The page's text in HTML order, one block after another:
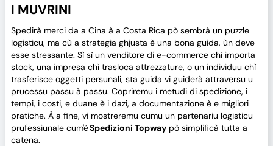
I MUVRINI
Spedirà merci da a Cina à a Costa Rica pò sembrà un puzzle
logisticu, ma cù a strategia ghjusta è una bona guida, ùn deve
esse stressante. Sì sì un venditore di e-commerce chì importa
stock, una impresa chì trasloca attrezzature, o un individuu chì
trasferisce oggetti persunali, sta guida vi guiderà attraversu u
prucessu passu à passu. Copriremu i metudi di spedizione, i
tempi, i costi, e duane è i dazi, a documentazione è e migliori
pratiche. À a fine, vi mostreremu cumu un partenariu logisticu
prufessiunale cum'èSpedizioni Topway pò simplificà tutta a
catena.